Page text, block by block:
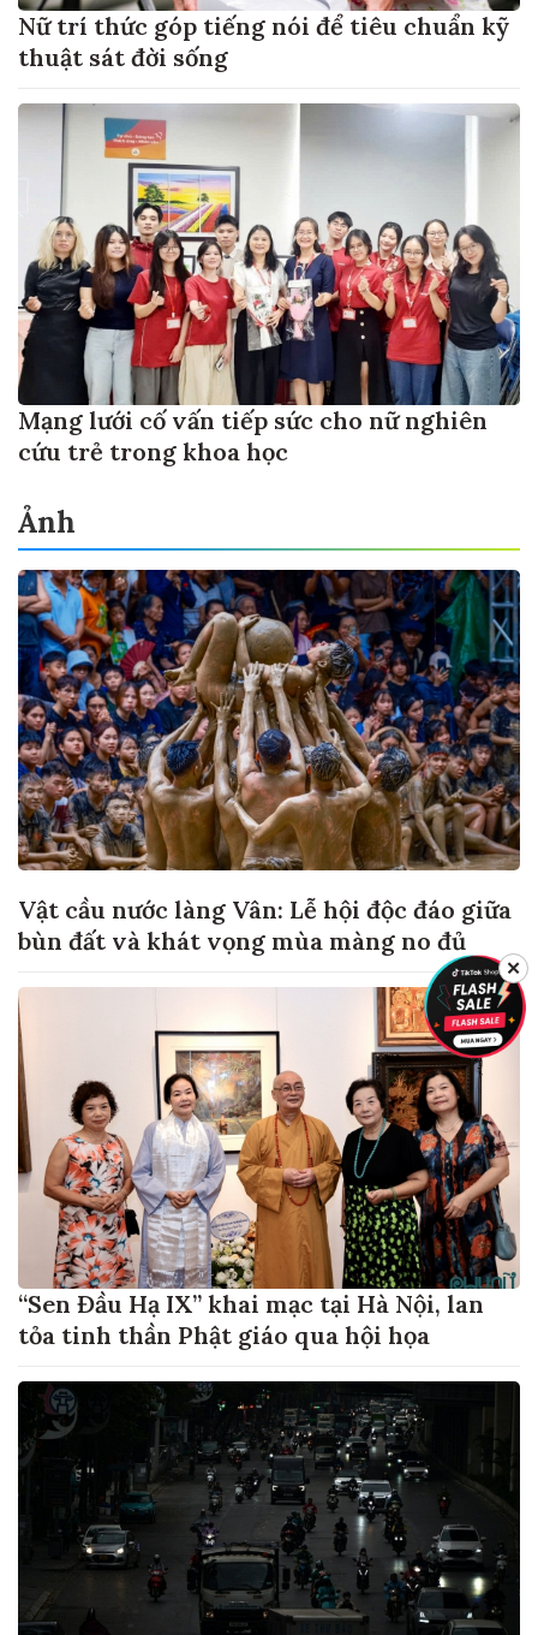
Nữ trí thức góp tiếng nói để tiêu chuẩn kỹ
thuật sát đời sống
Mạng lưới cố vấn tiếp sức cho nữ nghiên
cứu trẻ trong khoa học
Ảnh
Vật cầu nước làng Vân: Lễ hội độc đáo giữa
bùn đất và khát vọng mùa màng no đủ
“Sen Đầu Hạ IX” khai mạc tại Hà Nội, lan
tỏa tinh thần Phật giáo qua hội họa
✕